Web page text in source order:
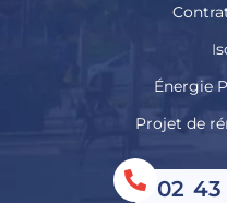
Énergie
Projet de
02